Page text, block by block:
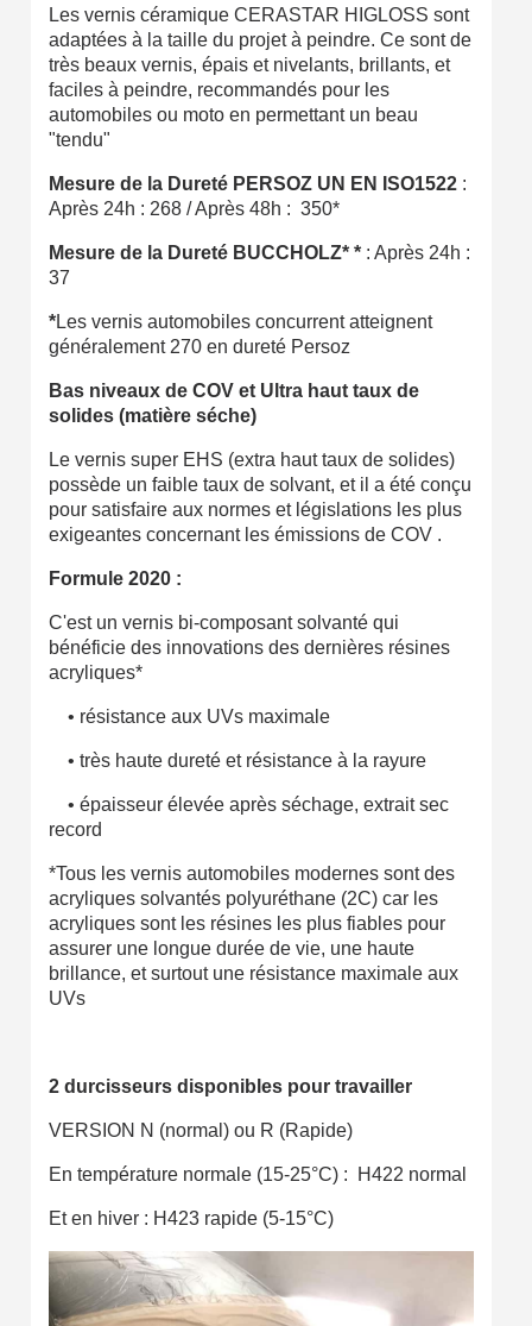
Les vernis céramique CERASTAR HIGLOSS sont
adaptées à la taille du projet à peindre. Ce sont de
très beaux vernis, épais et nivelants, brillants, et
faciles à peindre, recommandés pour les
automobiles ou moto en permettant un beau
"tendu"
Mesure de la Dureté PERSOZ UN EN ISO1522 :
Après 24h : 268 / Après 48h : 350*
Mesure de la Dureté BUCCHOLZ* * : Après 24h :
37
*Les vernis automobiles concurrent atteignent
généralement 270 en dureté Persoz
Bas niveaux de COV et Ultra haut taux de
solides (matière séche)
Le vernis super EHS (extra haut taux de solides)
possède un faible taux de solvant, et il a été conçu
pour satisfaire aux normes et législations les plus
exigeantes concernant les émissions de COV .
Formule 2020 :
C'est un vernis bi-composant solvanté qui
bénéficie des innovations des dernières résines
acryliques*
• résistance aux UVs maximale
• très haute dureté et résistance à la rayure
• épaisseur élevée après séchage, extrait sec
record
*Tous les vernis automobiles modernes sont des
acryliques solvantés polyuréthane (2C) car les
acryliques sont les résines les plus fiables pour
assurer une longue durée de vie, une haute
brillance, et surtout une résistance maximale aux
UVs
2 durcisseurs disponibles pour travailler
VERSION N (normal) ou R (Rapide)
En température normale (15-25°C) : H422 normal
Et en hiver : H423 rapide (5-15°C)